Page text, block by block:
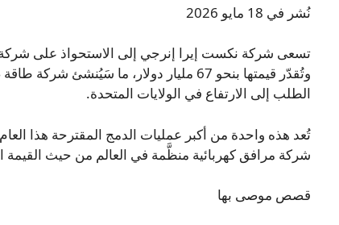
نُشر في 18 مايو 2026
تسعى شركة نكست إيرا إنرجي إلى الاستحواذ على
وتُقدّر قيمتها بنحو 67 مليار دولار، ما
الطلب إلى الارتفاع في الولايات المتحدة.
تُعد هذه واحدة من أكبر عمليات الدمج المقترحة هذا
شركة مرافق كهربائية منظَّمة في العالم من حيث القيمة
قصص موصى بها